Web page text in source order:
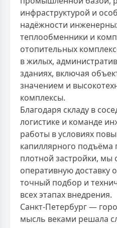
инфраструктурой и
надёжности
теплообменники и
отопительных
в жилых,
зданиях, включая
значением и
комплексы.
Благодаря складу в
логистике и команде
работы в условиях
капиллярного подъёма
плотной застройки, мы
оперативную доставку
точный подбор и
всех этапах внедрения.
Санкт-Петербург —
мысль веками решала